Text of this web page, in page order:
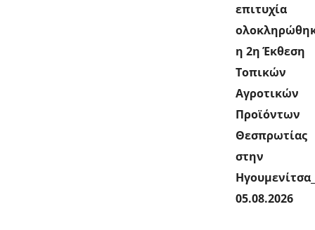
επιτυχία
η 2η Έκθεση
Τοπικών
Αγροτικών
Προϊόντων
Θεσπρωτίας
στην
05.08.2026